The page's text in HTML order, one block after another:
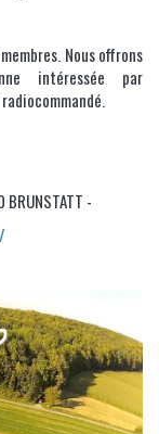
Nous offrons
intéressée par
-